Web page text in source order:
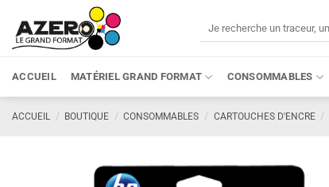
contenu
ACCUEIL MATÉRIEL GRAND FORMAT CONSOMMABLES
ACCUEIL / BOUTIQUE / CONSOMMABLES / CARTOUCHES D'ENCRE /